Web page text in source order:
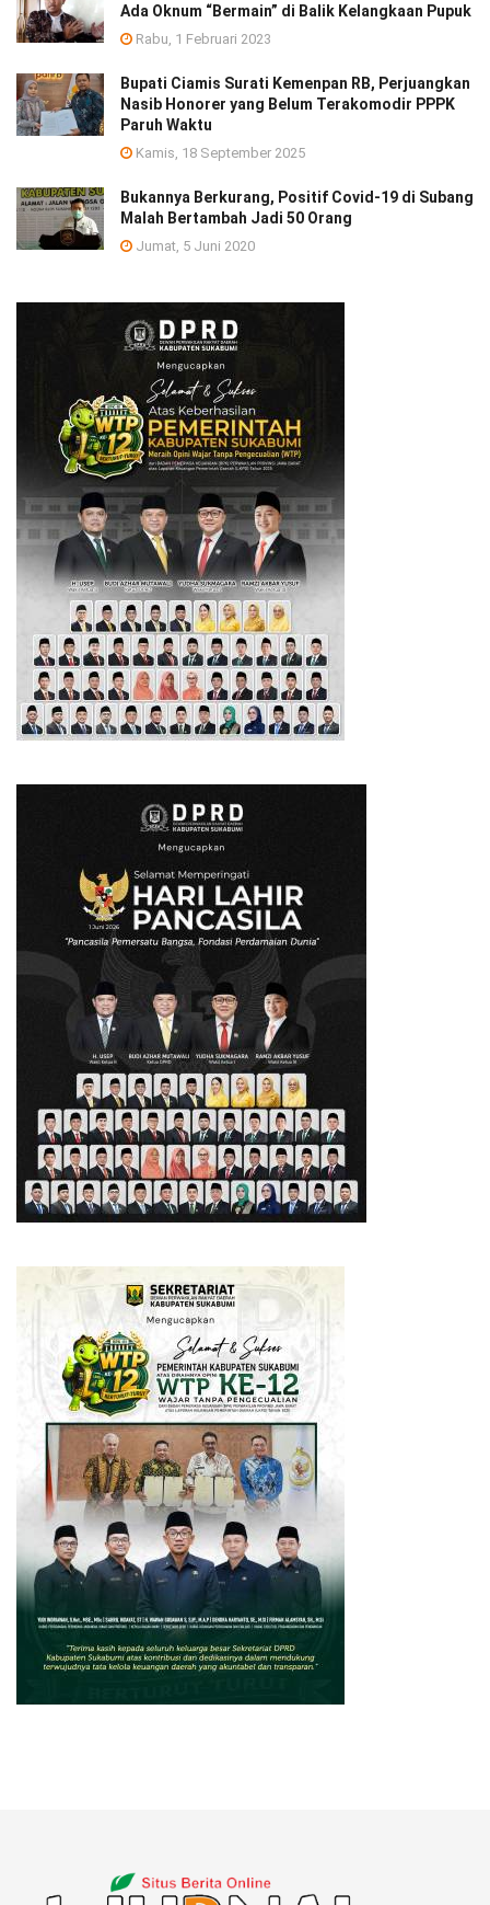
Ada Oknum “Bermain” di Balik Kelangkaan Pupuk
Rabu, 1 Februari 2023
Bupati Ciamis Surati Kemenpan RB, Perjuangkan
Nasib Honorer yang Belum Terakomodir PPPK
Paruh Waktu
Kamis, 18 September 2025
Bukannya Berkurang, Positif Covid-19 di Subang
Malah Bertambah Jadi 50 Orang
Jumat, 5 Juni 2020